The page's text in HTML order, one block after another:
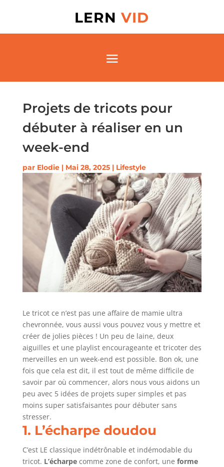
LERNVID
Projets de tricots pour
débuter à réaliser en un
week-end
par Elodie| Mai 28, 2025| Lifestyle
Le tricot ce n’est pas une affaire de mamie ultra
chevronnée, vous aussi vous pouvez vous y mettre et
créer de jolies pièces ! Un peu de laine, deux
aiguilles et une playlist encourageante et tricoter des
merveilles en un week-end est possible. Bon ok, une
fois que cela est dit, il est tout de même difficile de
savoir par où commencer, alors nous vous aidons un
peu avec 5 idées de projets super simples et pas
moins super satisfaisantes pour débuter sans
stresser.
1. L’écharpe doudou
C’est LE classique indétrônable et indémodable du
tricot. L’écharpecomme zone de confort, une forme